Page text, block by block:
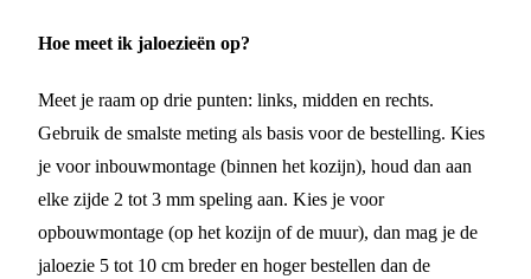
Hoe meet ik jaloezieën op?
Meet je raam op drie punten: links, midden en rechts.
Gebruik de smalste meting als basis voor de bestelling. Kies
je voor inbouwmontage (binnen het kozijn), houd dan aan
elke zijde 2 tot 3 mm speling aan. Kies je voor
opbouwmontage (op het kozijn of de muur), dan mag je de
jaloezie 5 tot 10 cm breder en hoger bestellen dan de